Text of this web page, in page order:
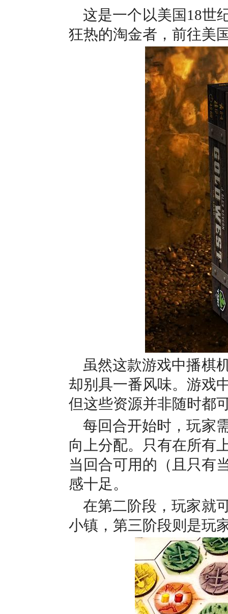
这是一个以美国18世
狂热的淘金者，前往美
虽然这款游戏中播棋
却别具一番风味。游戏
但这些资源并非随时都
每回合开始时，玩家
向上分配。只有在所有
当回合可用的（且只有
感十足。
在第二阶段，玩家就
小镇，第三阶段则是玩